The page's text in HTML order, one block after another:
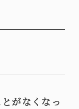
がなくなっ